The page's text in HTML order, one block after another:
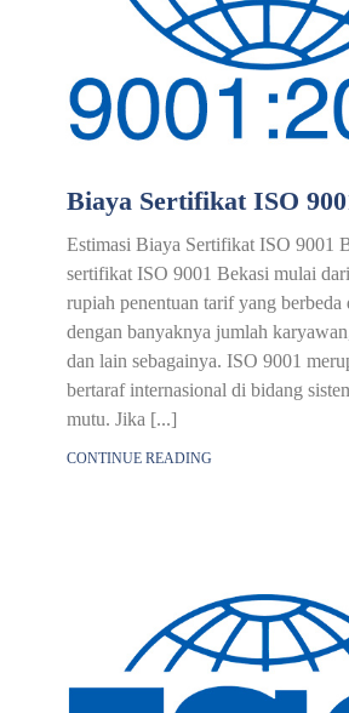
Biaya Sertifikat ISO
Estimasi Biaya Sertifikat ISO 9001
sertifikat ISO 9001 Bekasi mulai
rupiah penentuan tarif yang berbeda
dengan banyaknya jumlah
dan lain sebagainya. ISO 9001
bertaraf internasional di bidang
mutu. Jika [...]
CONTINUE READING